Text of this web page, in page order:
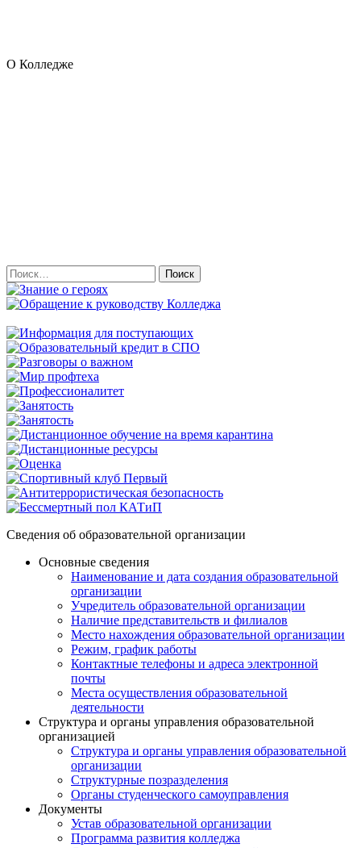
О Колледже
Найти:
Сведения об образовательной организации
Основные сведения
Наименование и дата создания образовательной
организации
Учредитель образовательной организации
Наличие представительств и филиалов
Место нахождения образовательной организации
Режим, график работы
Контактные телефоны и адреса электронной
почты
Места осуществления образовательной
деятельности
Структура и органы управления образовательной
организацией
Структура и органы управления образовательной
организации
Структурные позразделения
Органы студенческого самоуправления
Документы
Устав образовательной организации
Программа развития колледжа